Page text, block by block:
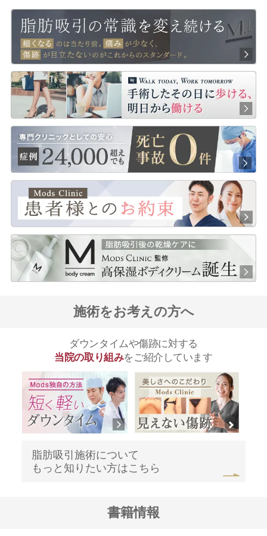
施術をお考えの方へ
ダウンタイムや傷跡に対する
当院の取り組みをご紹介しています
脂肪吸引施術について
もっと知りたい方はこちら
書籍情報